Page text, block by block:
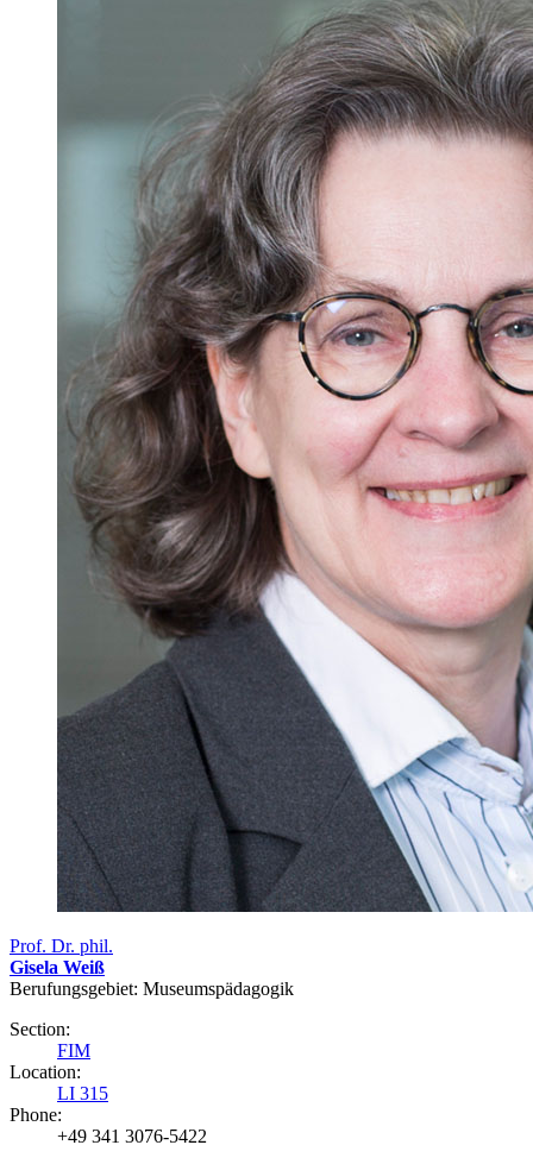
Prof. Dr. phil.
Gisela Weiß
Berufungsgebiet: Museumspädagogik
Section:
FIM
Location:
LI 315
Phone:
+49 341 3076-5422